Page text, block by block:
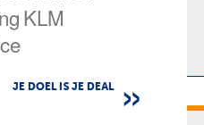
KLM
JE DOEL IS JE DEAL